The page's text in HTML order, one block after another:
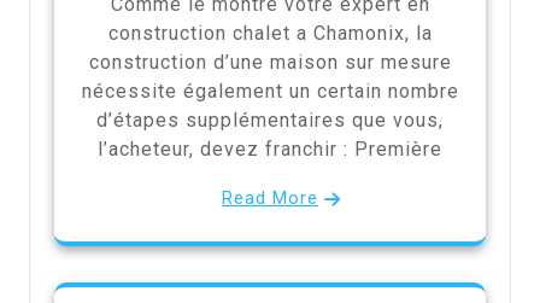
construction chalet a Chamonix, la
construction d’une maison sur mesure
nécessite également un certain nombre
d’étapes supplémentaires que vous,
l’acheteur, devez franchir : Première
Read More